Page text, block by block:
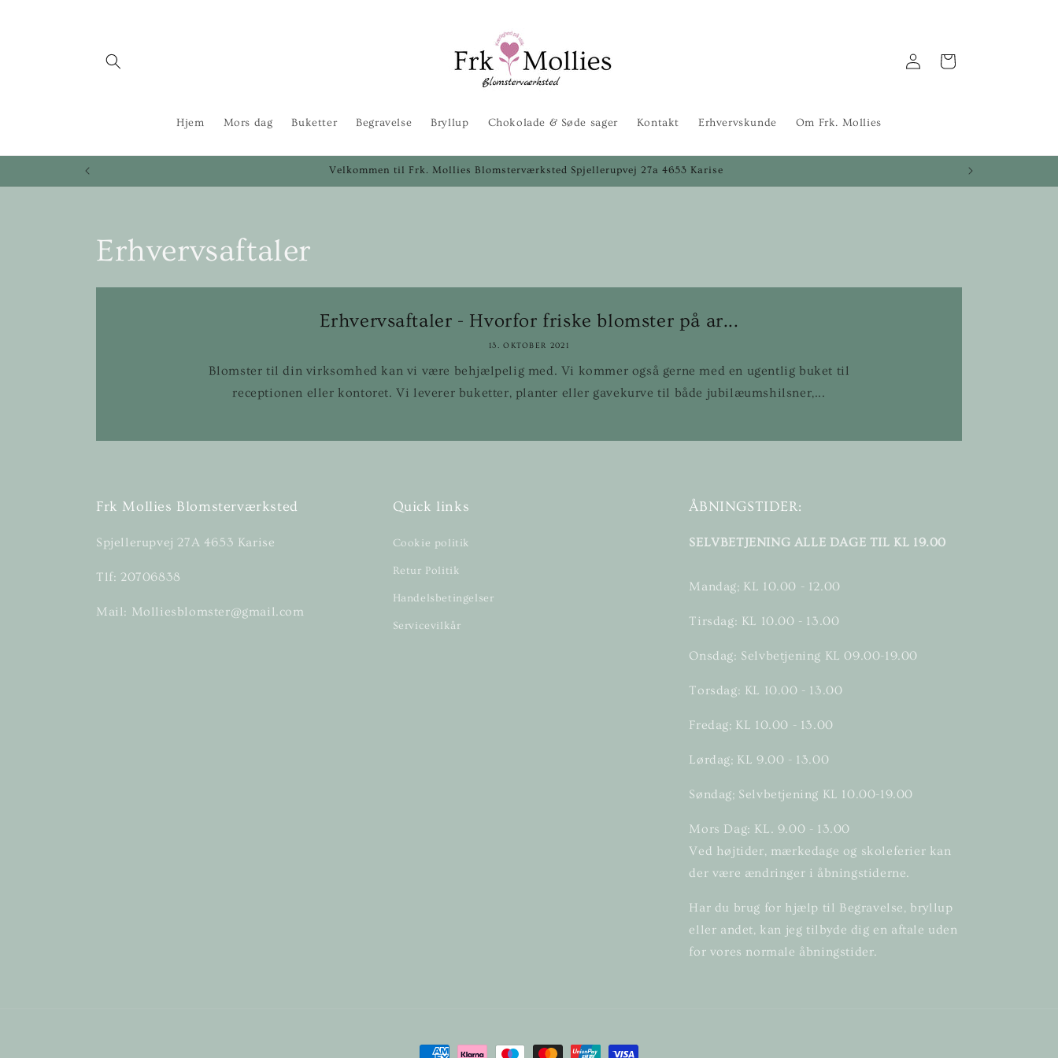
Hjem Mors dag Buketter Begravelse Bryllup Chokolade & Søde sager Kontakt Erhvervskunde Om Frk. Mollies
ind
Indkøbskurv
Velkommen til Frk. Mollies Blomsterværksted Spjellerupvej 27a 4653 Karise
Erhvervsaftaler
Erhvervsaftaler - Hvorfor friske blomster på ar...
13. OKTOBER 2021
Blomster til din virksomhed kan vi være behjælpelig med. Vi kommer også gerne med en ugentlig buket til
receptionen eller kontoret. Vi leverer buketter, planter eller gavekurve til både jubilæumshilsner,...
Frk Mollies Blomsterværksted
Spjellerupvej 27A 4653 Karise
Tlf: 20706838
Mail: Molliesblomster@gmail.com
Quick links
Cookie politik
Retur Politik
Handelsbetingelser
Servicevilkår
ÅBNINGSTIDER:
SELVBETJENING ALLE DAGE TIL KL 19.00
Mandag; KL 10.00 - 12.00
Tirsdag: KL 10.00 - 13.00
Onsdag: Selvbetjening KL 09.00-19.00
Torsdag: KL 10.00 - 13.00
Fredag; KL 10.00 - 13.00
Lørdag; KL 9.00 - 13.00
Søndag; Selvbetjening KL 10.00-19.00
Mors Dag: KL. 9.00 - 13.00
Ved højtider, mærkedage og skoleferier kan
der være ændringer i åbningstiderne.
Har du brug for hjælp til Begravelse, bryllup
eller andet, kan jeg tilbyde dig en aftale uden
for vores normale åbningstider.
Betalingsmetoder